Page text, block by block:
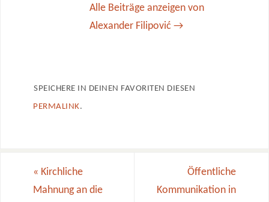
Alle Beiträge anzeigen von
Alexander Filipović →
SPEICHERE IN DEINEN FAVORITEN DIESEN
PERMALINK.
« Kirchliche
Mahnung an die
Öffentliche
Kommunikation in